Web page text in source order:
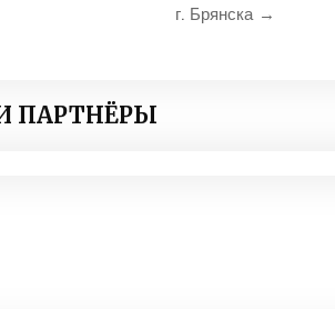
г. Брянска →
ПАРТНЁРЫ